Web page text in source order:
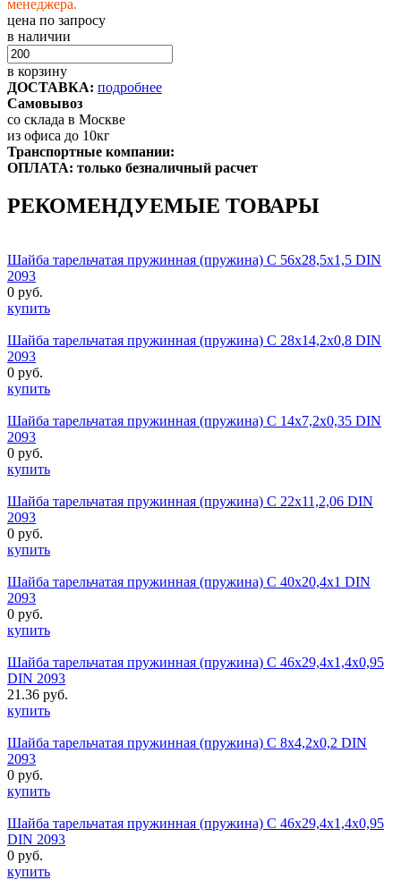
менеджера.
цена по запросу
в наличии
в корзину
ДОСТАВКА: подробнее
Самовывоз
со склада в Москве
из офиса до 10кг
Транспортные компании:
ОПЛАТА: только безналичный расчет
РЕКОМЕНДУЕМЫЕ ТОВАРЫ
Шайба тарельчатая пружинная (пружина) C 56х28,5х1,5 DIN
2093
0 руб.
купить
Шайба тарельчатая пружинная (пружина) C 28х14,2х0,8 DIN
2093
0 руб.
купить
Шайба тарельчатая пружинная (пружина) C 14х7,2х0,35 DIN
2093
0 руб.
купить
Шайба тарельчатая пружинная (пружина) C 22х11,2,06 DIN
2093
0 руб.
купить
Шайба тарельчатая пружинная (пружина) C 40х20,4х1 DIN
2093
0 руб.
купить
Шайба тарельчатая пружинная (пружина) С 46х29,4х1,4х0,95
DIN 2093
21.36 руб.
купить
Шайба тарельчатая пружинная (пружина) C 8х4,2х0,2 DIN
2093
0 руб.
купить
Шайба тарельчатая пружинная (пружина) C 46х29,4х1,4х0,95
DIN 2093
0 руб.
купить